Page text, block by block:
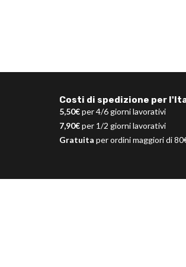
Costi di spedizione per
5,50€per 4/6 giorni lavorativi
7,90€per 1/2 giorni lavorativi
Gratuita per ordini maggiori di